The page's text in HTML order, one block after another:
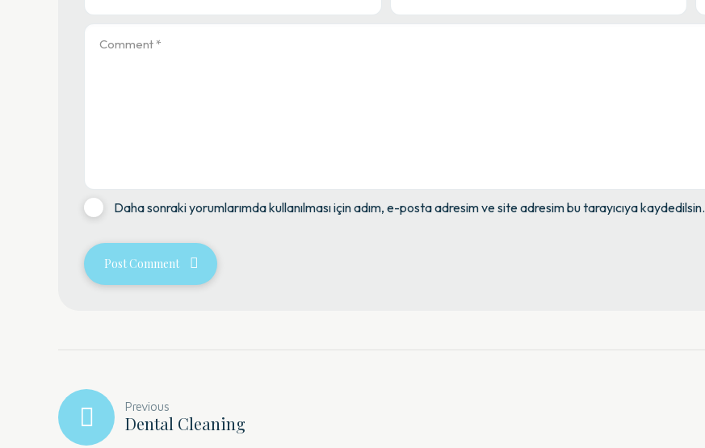
Daha sonraki yorumlarımda kullanılması için adım, e-posta adresim ve site adresim bu tarayıcıya kaydedilsin.
Post Comment
Previous
Dental Cleaning